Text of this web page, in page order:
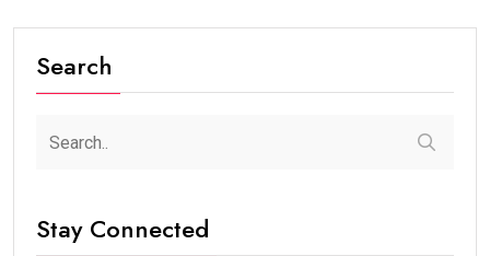
Search
Stay Connected